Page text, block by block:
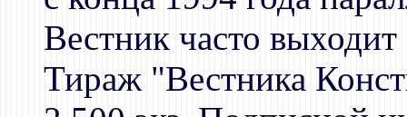
Вестник часто
Тираж "Вестника